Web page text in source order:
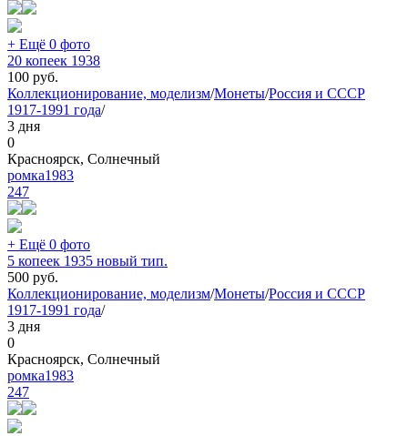
+ Ещё 0 фото
20 копеек 1938
100 руб.
Коллекционирование, моделизм/Монеты/Россия и СССР
1917-1991 года/
3 дня
0
Красноярск, Солнечный
ромка1983
247
+ Ещё 0 фото
5 копеек 1935 новый тип.
500 руб.
Коллекционирование, моделизм/Монеты/Россия и СССР
1917-1991 года/
3 дня
0
Красноярск, Солнечный
ромка1983
247